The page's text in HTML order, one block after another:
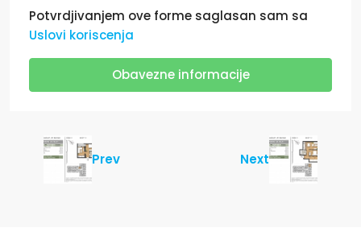
Potvrdjivanjem ove forme saglasan sam sa
Uslovi koriscenja
Obavezne informacije
Prev Next